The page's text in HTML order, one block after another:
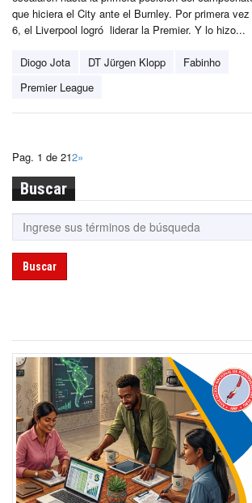
que hiciera el City ante el Burnley. Por primera
6, el Liverpool logró liderar la Premier. Y lo hizo...
Diogo Jota DT Jürgen Klopp
Fabinho
Premier League
Pag. 1 de 212»
Buscar
Buscar